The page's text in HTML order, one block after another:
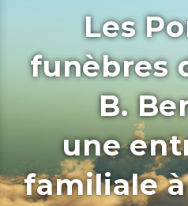
Les
funèbres
B.
une
familiale